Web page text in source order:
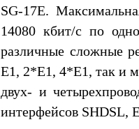
SG-17E.
14080 кбит/c по
различные сложные
E1, 2*E1, 4*E1, так и
двух- и
интерфейсов SHDSL,